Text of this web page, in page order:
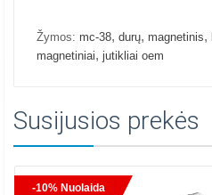
Žymos: mc-38, durų, magnetinis,
magnetiniai, jutikliai oem
Susijusios prekės
-10% Nuolaida